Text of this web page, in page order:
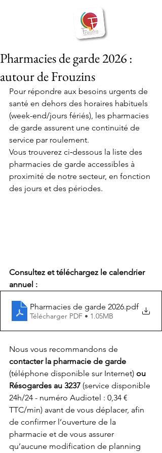
Pharmacies de garde 2026 :
autour de Frouzins
Pour répondre aux besoins urgents de
santé en dehors des horaires habituels
(week-end/jours fériés), les pharmacies
de garde assurent une continuité de
service par roulement.
Vous trouverez ci‑dessous la liste des
pharmacies de garde accessibles à
proximité de notre secteur, en fonction
des jours et des périodes.
Consultez et téléchargez le calendrier
annuel :
Pharmacies de garde 2026.pdf
Télécharger PDF • 1.05MB
Nous vous recommandons de
contacter la pharmacie de garde
(téléphone disponible sur Internet) ou
Résogardes au 3237 (service disponible
24h/24 - numéro Audiotel : 0,34 €
TTC/min) avant de vous déplacer, afin
de confirmer l’ouverture de la
pharmacie et de vous assurer
qu’aucune modification de planning